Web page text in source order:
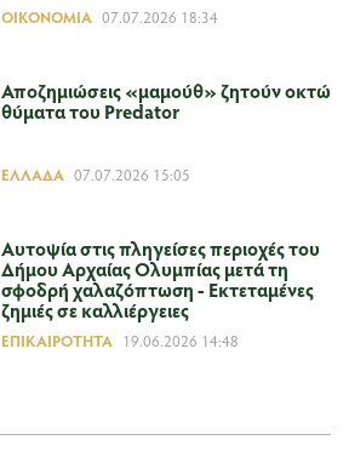
ΟΙΚΟΝΟΜΊΑ 07.07.2026 18:34
Αποζημιώσεις «μαμούθ» ζητούν οκτώ
θύματα του Predator
ΕΛΛΆΔΑ 07.07.2026 15:05
Αυτοψία στις πληγείσες περιοχές του
Δήμου Αρχαίας Ολυμπίας μετά τη
σφοδρή χαλαζόπτωση - Εκτεταμένες
ζημιές σε καλλιέργειες
ΕΠΙΚΑΙΡΌΤΗΤΑ 19.06.2026 14:48